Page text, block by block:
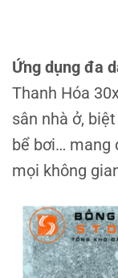
Ứng dụng đa
Thanh Hóa
sân nhà ở,
bể bơi… mang
mọi không